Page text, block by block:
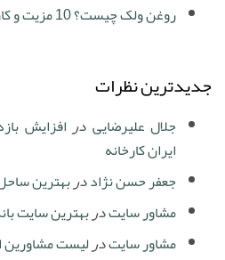
روغن ولک چیست؟ 10 مزیت و کاربرد روغن ولک در کشاورزی
جدیدترین نظرات
جلال علیرضایی درافزایش
ایران کارخانه
جعفر حسن نژاددربهترین
مشاور سایتدربهترین سایت
مشاور سایتدرلیست مشاورین